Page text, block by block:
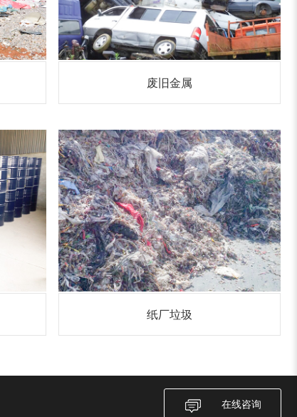
废旧金属
纸厂垃圾
在线咨询